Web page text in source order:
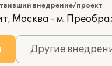
внедрение/проект
Москва - м.
Другие